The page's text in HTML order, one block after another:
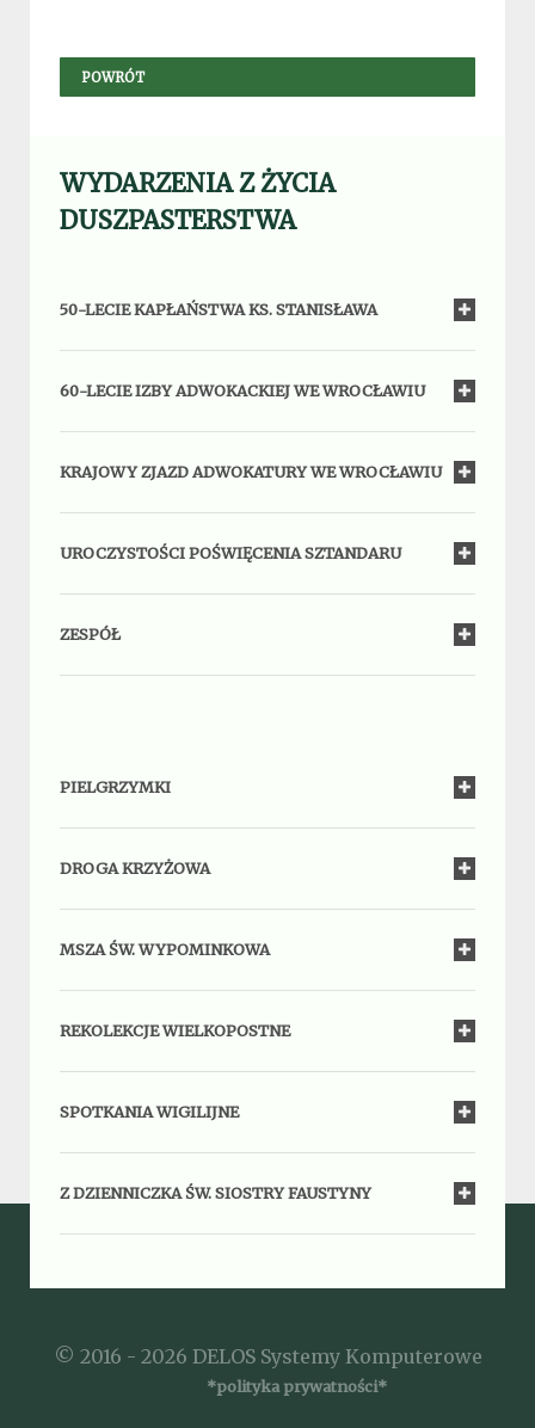
POWRÓT
WYDARZENIA Z ŻYCIA
DUSZPASTERSTWA
50-LECIE KAPŁAŃSTWA KS. STANISŁAWA
60-LECIE IZBY ADWOKACKIEJ WE WROCŁAWIU
KRAJOWY ZJAZD ADWOKATURY WE WROCŁAWIU
UROCZYSTOŚCI POŚWIĘCENIA SZTANDARU
ZESPÓŁ
PIELGRZYMKI
DROGA KRZYŻOWA
MSZA ŚW. WYPOMINKOWA
REKOLEKCJE WIELKOPOSTNE
SPOTKANIA WIGILIJNE
Z DZIENNICZKA ŚW. SIOSTRY FAUSTYNY
© 2016 - 2026 DELOS Systemy Komputerowe
*polityka prywatności*